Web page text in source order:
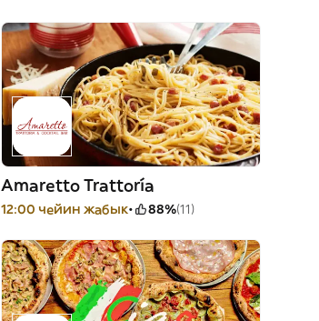
Amaretto Trattoría
12:00 чейин жабык 88%(11)